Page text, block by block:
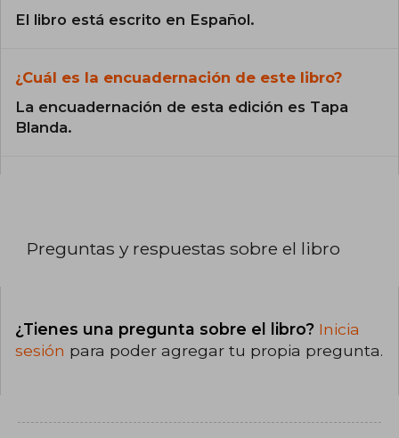
El libro está escrito en Español.
¿Cuál es la encuadernación de este libro?
La encuadernación de esta edición es Tapa
Blanda.
Preguntas y respuestas sobre el libro
¿Tienes una pregunta sobre el libro? Inicia
sesión para poder agregar tu propia pregunta.